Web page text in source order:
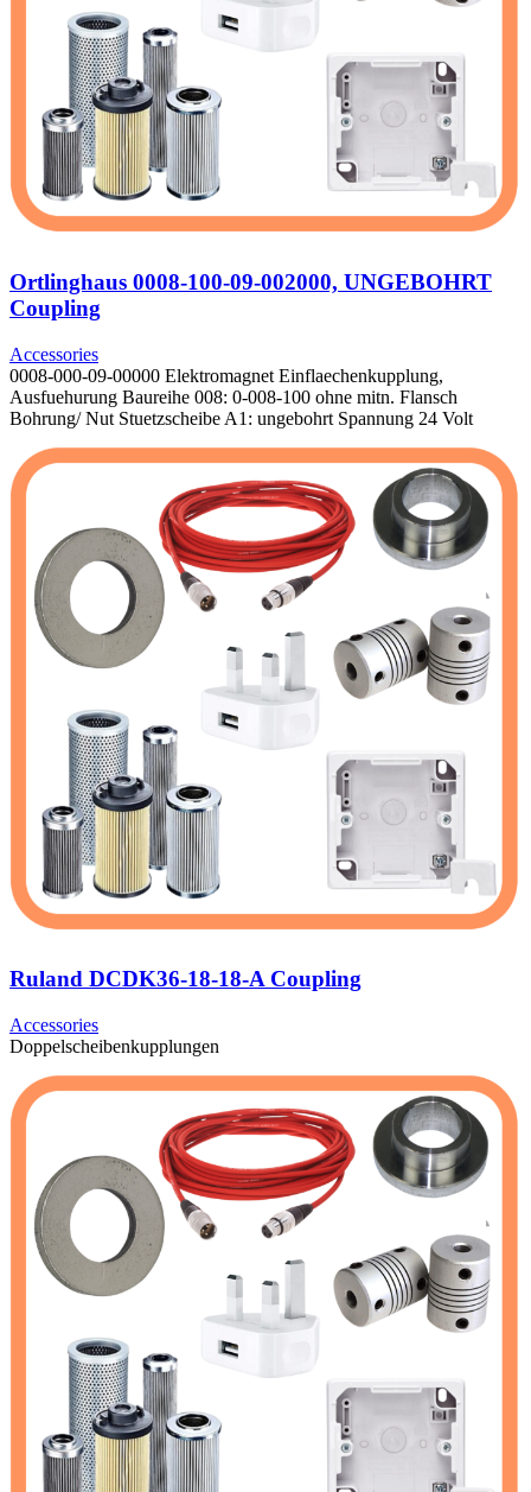
Ortlinghaus 0008-100-09-002000, UNGEBOHRT
Coupling
Accessories
0008-000-09-00000 Elektromagnet Einflaechenkupplung,
Ausfuehurung Baureihe 008: 0-008-100 ohne mitn. Flansch
Bohrung/ Nut Stuetzscheibe A1: ungebohrt Spannung 24 Volt
Ruland DCDK36-18-18-A Coupling
Accessories
Doppelscheibenkupplungen